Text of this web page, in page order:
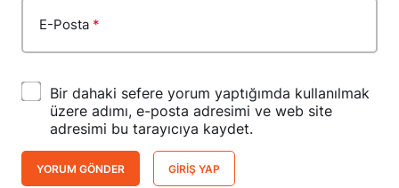
E-Posta *
Bir dahaki sefere yorum yaptığımda kullanılmak
üzere adımı, e-posta adresimi ve web site
adresimi bu tarayıcıya kaydet.
YORUM GÖNDER GIRIŞ YAP